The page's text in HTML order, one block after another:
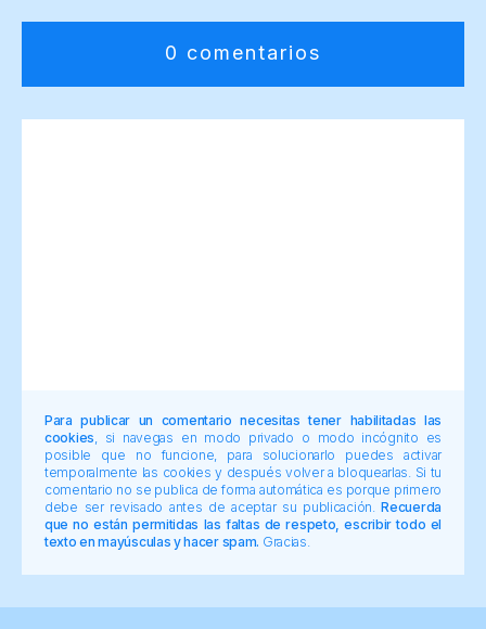
0 comentarios
Para publicar un comentario necesitas tener habilitadas las
cookies , si navegas en modo privado o modo incógnito es
posible que no funcione, para solucionarlo puedes activar
temporalmente las cookies y después volver a bloquearlas. Si tu
comentario no se publica de forma automática es porque primero
debe ser revisado antes de aceptar su publicación.Recuerda
que no están permitidas las faltas de respeto, escribir todo el
texto en mayúsculas y hacer spam. Gracias.